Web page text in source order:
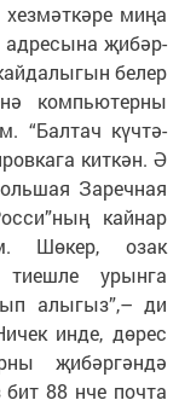
миңа
адресына җи­бәр­
белер
компьютерны
“Балтач күчтә­
киткән. Ә
Заречная
кайнар
Шөкер, озак
тиешле урынга
алыгыз”,– ди
инде, дөрес
җибәр­гәндә
88 нче почта